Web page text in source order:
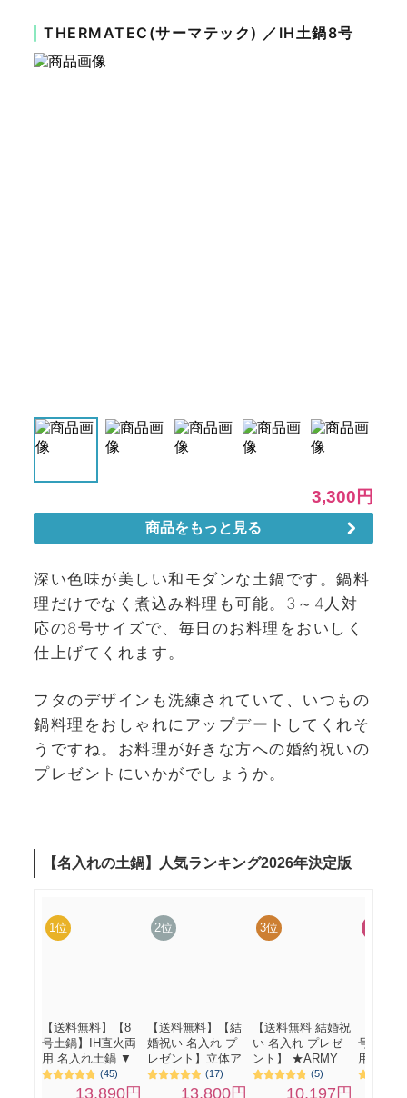
THERMATEC(サーマテック) ／IH土鍋8号
深い色味が美しい和モダンな土鍋です。鍋料
理だけでなく煮込み料理も可能。3～4人対
応の8号サイズで、毎日のお料理をおいしく
仕上げてくれます。
フタのデザインも洗練されていて、いつもの
鍋料理をおしゃれにアップデートしてくれそ
うですね。お料理が好きな方への婚約祝いの
プレゼントにいかがでしょうか。